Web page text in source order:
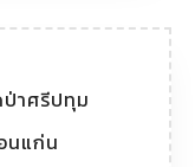
าศรีปทุม
นแก่น